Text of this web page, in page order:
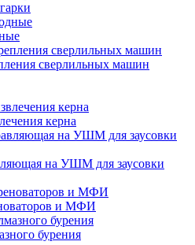
сверлильных машин
керна
на УШМ для заусовки
и МФИ
бурения